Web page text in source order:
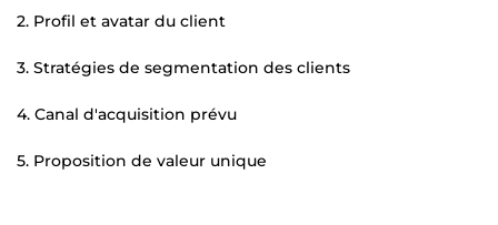
2. Profil et avatar du client
3. Stratégies de segmentation des clients
4. Canal d'acquisition prévu
5. Proposition de valeur unique